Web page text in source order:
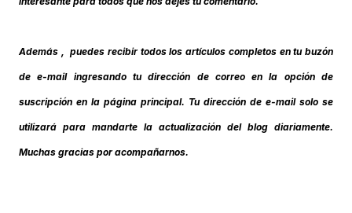
Además , puedes recibir todos los artículos completos en tu buzón
de e-mail ingresando tu dirección de correo en la opción de
suscripción en la página principal. Tu dirección de e-mail solo se
utilizará para mandarte la actualización del blog diariamente.
Muchas gracias por acompañarnos.